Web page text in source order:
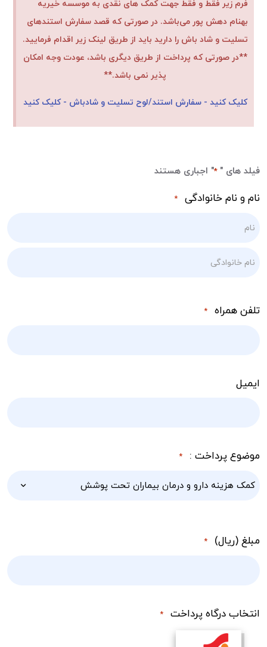
فرم زیر فقط و فقط جهت کمک های نقدی به موسسه خیریه
بهنام دهش پور می‌باشد. در صورتی که قصد سفارش استندهای
تسلیت و شاد باش را دارید باید از طریق لینک زیر اقدام فرمایید.
**در صورتی که پرداخت از طریق دیگری باشد، عودت وجه امکان
پذیر نمی باشد.**
کلیک کنید - سفارش استند/لوح تسلیت و شادباش - کلیک کنید
فیلد های " *" اجباری هستند
نام و نام خانوادگی *
تلفن همراه *
ایمیل
موضوع پرداخت : *
مبلغ (ریال) *
انتخاب درگاه پرداخت *